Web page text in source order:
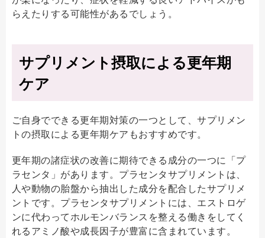
らえたりする可能性があるでしょう。
サプリメント摂取による更年期
ケア
ご自身でできる更年期対策の一つとして、サプリメン
トの摂取による更年期ケアもおすすめです。
更年期の諸症状の改善に期待できる成分の一つに「プ
ラセンタ」があります。プラセンタサプリメントは、
人や動物の胎盤から抽出した成分を配合したサプリメ
ントです。プラセンタサプリメントには、エストロゲ
ンに代わってホルモンバランスを整える働きをしてく
れるアミノ酸や成長因子が豊富に含まれています。